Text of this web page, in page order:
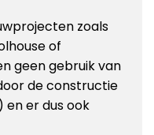
zoals
of
geen gebruik van
de constructie
er dus ook